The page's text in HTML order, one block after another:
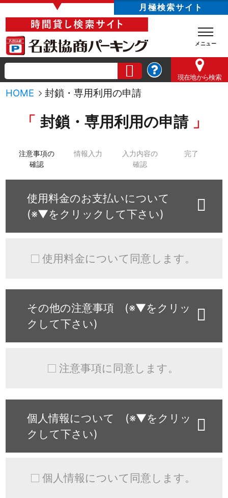
▼ 月極検索サイト
現在地から検索
HOME 封鎖・専用利用の申請
封鎖・専用利用の申請
注意事項の
確認
情報入力
入力内容の
確認
完了
使用料金のお支払いについて
(※▼をクリックして下さい)
使用料金について同意します。
その他の注意事項 (※▼をクリッ
クして下さい)
注意事項に同意します。
個人情報について (※▼をクリッ
クして下さい)
個人情報について同意します。